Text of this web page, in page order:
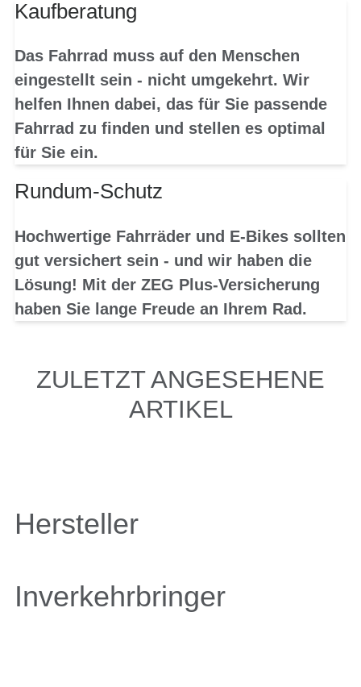
Kaufberatung
Das Fahrrad muss auf den Menschen
eingestellt sein - nicht umgekehrt. Wir
helfen Ihnen dabei, das für Sie passende
Fahrrad zu finden und stellen es optimal
für Sie ein.
Rundum-Schutz
Hochwertige Fahrräder und E-Bikes sollten
gut versichert sein - und wir haben die
Lösung! Mit der ZEG Plus-Versicherung
haben Sie lange Freude an Ihrem Rad.
ZULETZT ANGESEHENE
ARTIKEL
Hersteller
Inverkehrbringer